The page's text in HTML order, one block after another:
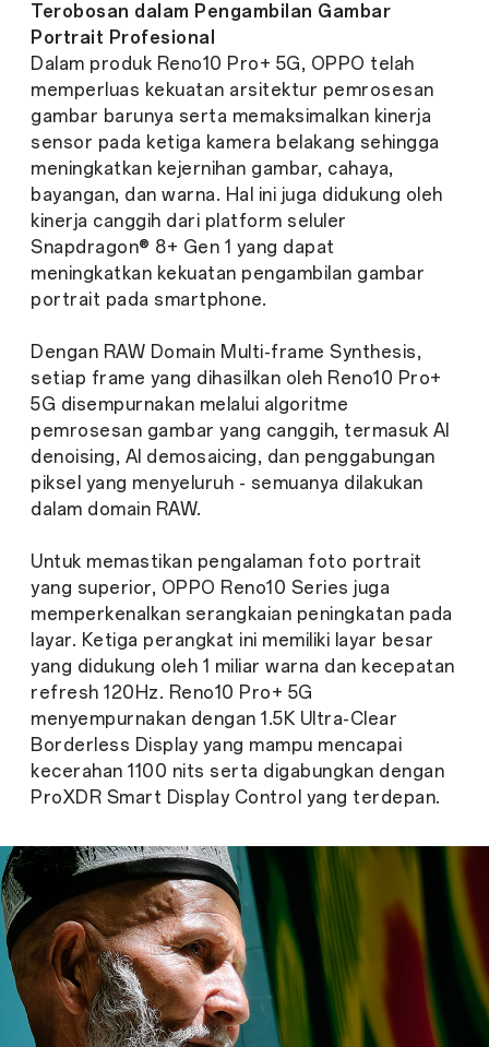
Terobosan dalam Pengambilan Gambar
Portrait Profesional
Dalam produk Reno10 Pro+ 5G, OPPO telah
memperluas kekuatan arsitektur pemrosesan
gambar barunya serta memaksimalkan kinerja
sensor pada ketiga kamera belakang sehingga
meningkatkan kejernihan gambar, cahaya,
bayangan, dan warna. Hal ini juga didukung oleh
kinerja canggih dari platform seluler
Snapdragon® 8+ Gen 1 yang dapat
meningkatkan kekuatan pengambilan gambar
portrait pada smartphone.
Dengan RAW Domain Multi-frame Synthesis,
setiap frame yang dihasilkan oleh Reno10 Pro+
5G disempurnakan melalui algoritme
pemrosesan gambar yang canggih, termasuk AI
denoising, AI demosaicing, dan penggabungan
piksel yang menyeluruh - semuanya dilakukan
dalam domain RAW.
Untuk memastikan pengalaman foto portrait
yang superior, OPPO Reno10 Series juga
memperkenalkan serangkaian peningkatan pada
layar. Ketiga perangkat ini memiliki layar besar
yang didukung oleh 1 miliar warna dan kecepatan
refresh 120Hz. Reno10 Pro+ 5G
menyempurnakan dengan 1.5K Ultra-Clear
Borderless Display yang mampu mencapai
kecerahan 1100 nits serta digabungkan dengan
ProXDR Smart Display Control yang terdepan.